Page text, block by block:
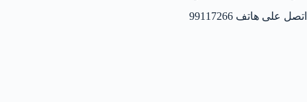
اتصل على هاتف 99117266